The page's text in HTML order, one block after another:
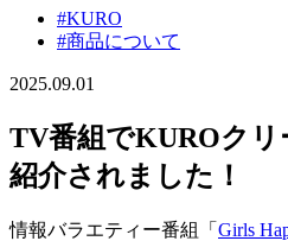
#KURO
#商品について
2025.09.01
TV番組でKUROク
紹介されました！
情報バラエティー番組「 Girls